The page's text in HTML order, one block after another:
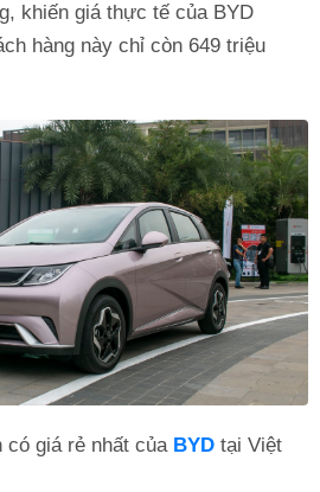
khiến giá thực tế của BYD
hàng này chỉ còn 649 triệu
có giá rẻ nhất của BYD tại Việt